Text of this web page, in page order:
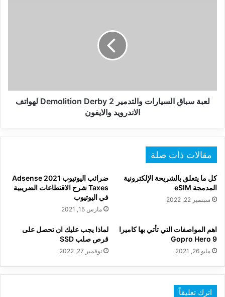
الاندرويد
والايفون
لعبة سباق السيارات والتدمير Demolition Derby 2‏ لهواتف
الاندرويد والايفون
مقالات ذات صلة
كل ما يتعلق بالشريحة الإلكترونية
المدمجة eSIM
سبتمبر 22, 2022
ضرائب اليوتيوب 2021 Adsense
Taxes شرح الاقتطاعات الضريبية
في اليوتيوب
مارس 15, 2021
اهم المواصفات التي تأتي بها كاميرا
Gopro Hero 9
مايو 26, 2021
لماذا يجب عليك ان تحصل على
قرص صلب SSD
نوفمبر 27, 2022
اترك تعليقاً